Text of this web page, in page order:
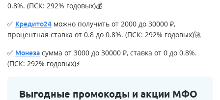
0.8%. (ПСК: 292% годовых)💰
✅ Кредито24 можно получить от 2000 до 30000 ₽,
процентная ставка от 0.8 до 0.8%. (ПСК: 292% годовых)🚀
✅ Монеза сумма от 3000 до 30000 ₽, ставка от 0 до 0.8%.
(ПСК: 292% годовых)⚡
Выгодные промокоды и акции МФО